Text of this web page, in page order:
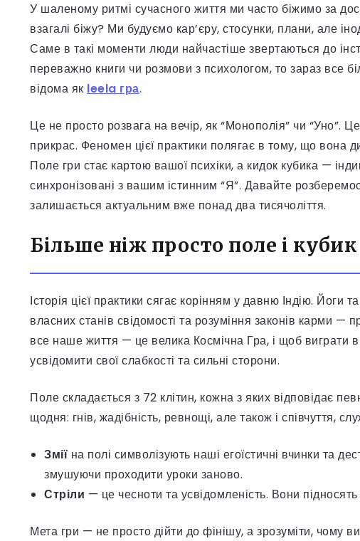
У шаленому ритмі сучасного життя ми часто біжимо за
взагалі біжу? Ми будуємо кар’єру, стосунки, плани, але
Саме в такі моменти люди найчастіше звертаються до
переважно книги чи розмови з психологом, то зараз все
відома як leela гра.
Це не просто розвага на вечір, як “Монополія” чи “Уно”.
прикрас. Феномен цієї практики полягає в тому, що вона
Поле гри стає картою вашої психіки, а кидок кубика —
синхронізовані з вашим істинним “Я”. Давайте
залишається актуальним вже понад два тисячоліття.
Більше ніж просто поле і кубик
Історія цієї практики сягає корінням у давню Індію. Йоги
власних станів свідомості та розуміння законів карми —
все наше життя — це велика Космічна Гра, і щоб виграти
усвідомити свої слабкості та сильні сторони.
Поле складається з 72 клітин, кожна з яких відповідає
щодня: гнів, жадібність, ревнощі, але також і співчуття,
Змії на полі символізують наші егоїстичні вчинки та
змушуючи проходити уроки заново.
Стріли — це чесноти та усвідомленість. Вони
Мета гри — не просто дійти до фінішу, а зрозуміти, чому